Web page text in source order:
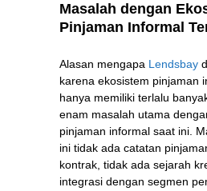
Masalah dengan
Pinjaman Informal
Alasan mengapa Lendsbay
karena ekosistem pinjaman
hanya memiliki terlalu
enam masalah utama
pinjaman informal saat ini.
ini tidak ada catatan
kontrak, tidak ada sejarah
integrasi dengan segmen